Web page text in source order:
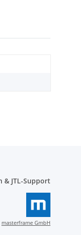
& JTL-Support
masterframe GmbH